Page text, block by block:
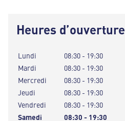
Heures d’ouverture
Lundi
08:30 - 19:30
Mardi
08:30 - 19:30
Mercredi
08:30 - 19:30
Jeudi
08:30 - 19:30
Vendredi
08:30 - 19:30
Samedi
08:30 - 19:30